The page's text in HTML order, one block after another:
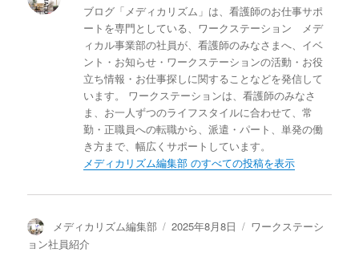
ブログ「メディカリズム」は、看護師のお仕事サポ
ートを専門としている、ワークステーション メデ
ィカル事業部の社員が、看護師のみなさまへ、イベ
ント・お知らせ・ワークステーションの活動・お役
立ち情報・お仕事探しに関することなどを発信して
います。 ワークステーションは、看護師のみなさ
ま、お一人ずつのライフスタイルに合わせて、常
勤・正職員への転職から、派遣・パート、単発の働
き方まで、幅広くサポートしています。
メディカリズム編集部 のすべての投稿を表示
投
稿
メディカリズム編集部
投
2025年8月8日
カ
ワークステーシ
ョン社員紹介